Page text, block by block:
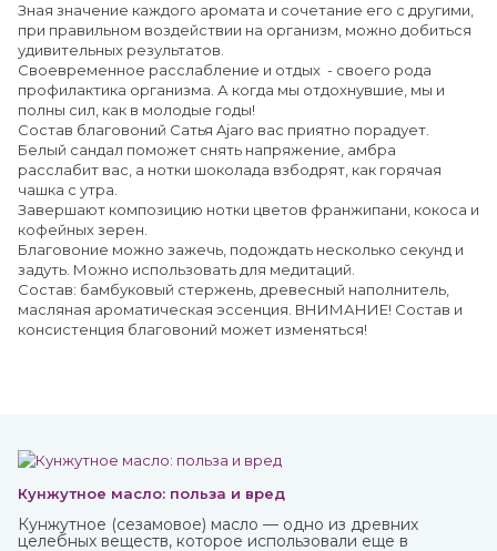
Зная значение каждого аромата и сочетание его с другими,
при правильном воздействии на организм, можно добиться
удивительных результатов.
Своевременное расслабление и отдых - своего рода
профилактика организма. А когда мы отдохнувшие, мы и
полны сил, как в молодые годы!
Состав благовоний Сатья Ajaro вас приятно порадует.
Белый сандал поможет снять напряжение, амбра
расслабит вас, а нотки шоколада взбодрят, как горячая
чашка с утра.
Завершают композицию нотки цветов франжипани, кокоса и
кофейных зерен.
Благовоние можно зажечь, подождать несколько секунд и
задуть. Можно использовать для медитаций.
Состав: бамбуковый стержень, древесный наполнитель,
масляная ароматическая эссенция. ВНИМАНИЕ! Состав и
консистенция благовоний может изменяться!
Кунжутное масло: польза и вред
Кунжутное (сезамовое) масло — одно из древних
целебных веществ, которое использовали еще в